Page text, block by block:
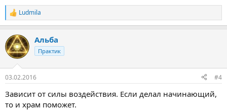
Р
е
к
ц
и
Ludmila
Альба
Практик
03.02.2016 #4
Зависит от силы воздействия. Если делал начинающий,
то и храм поможет.